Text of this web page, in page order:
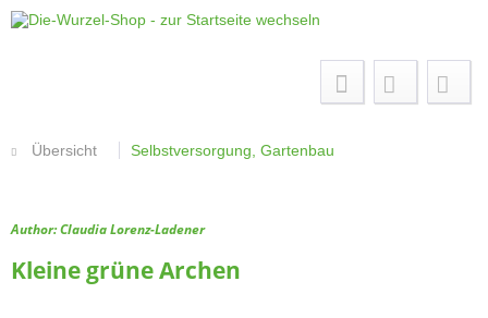
Übersicht Selbstversorgung, Gartenbau
Author: Claudia Lorenz-Ladener
Kleine grüne Archen